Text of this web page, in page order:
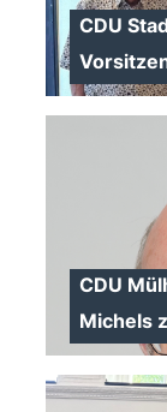
CDU
CDU
Michels